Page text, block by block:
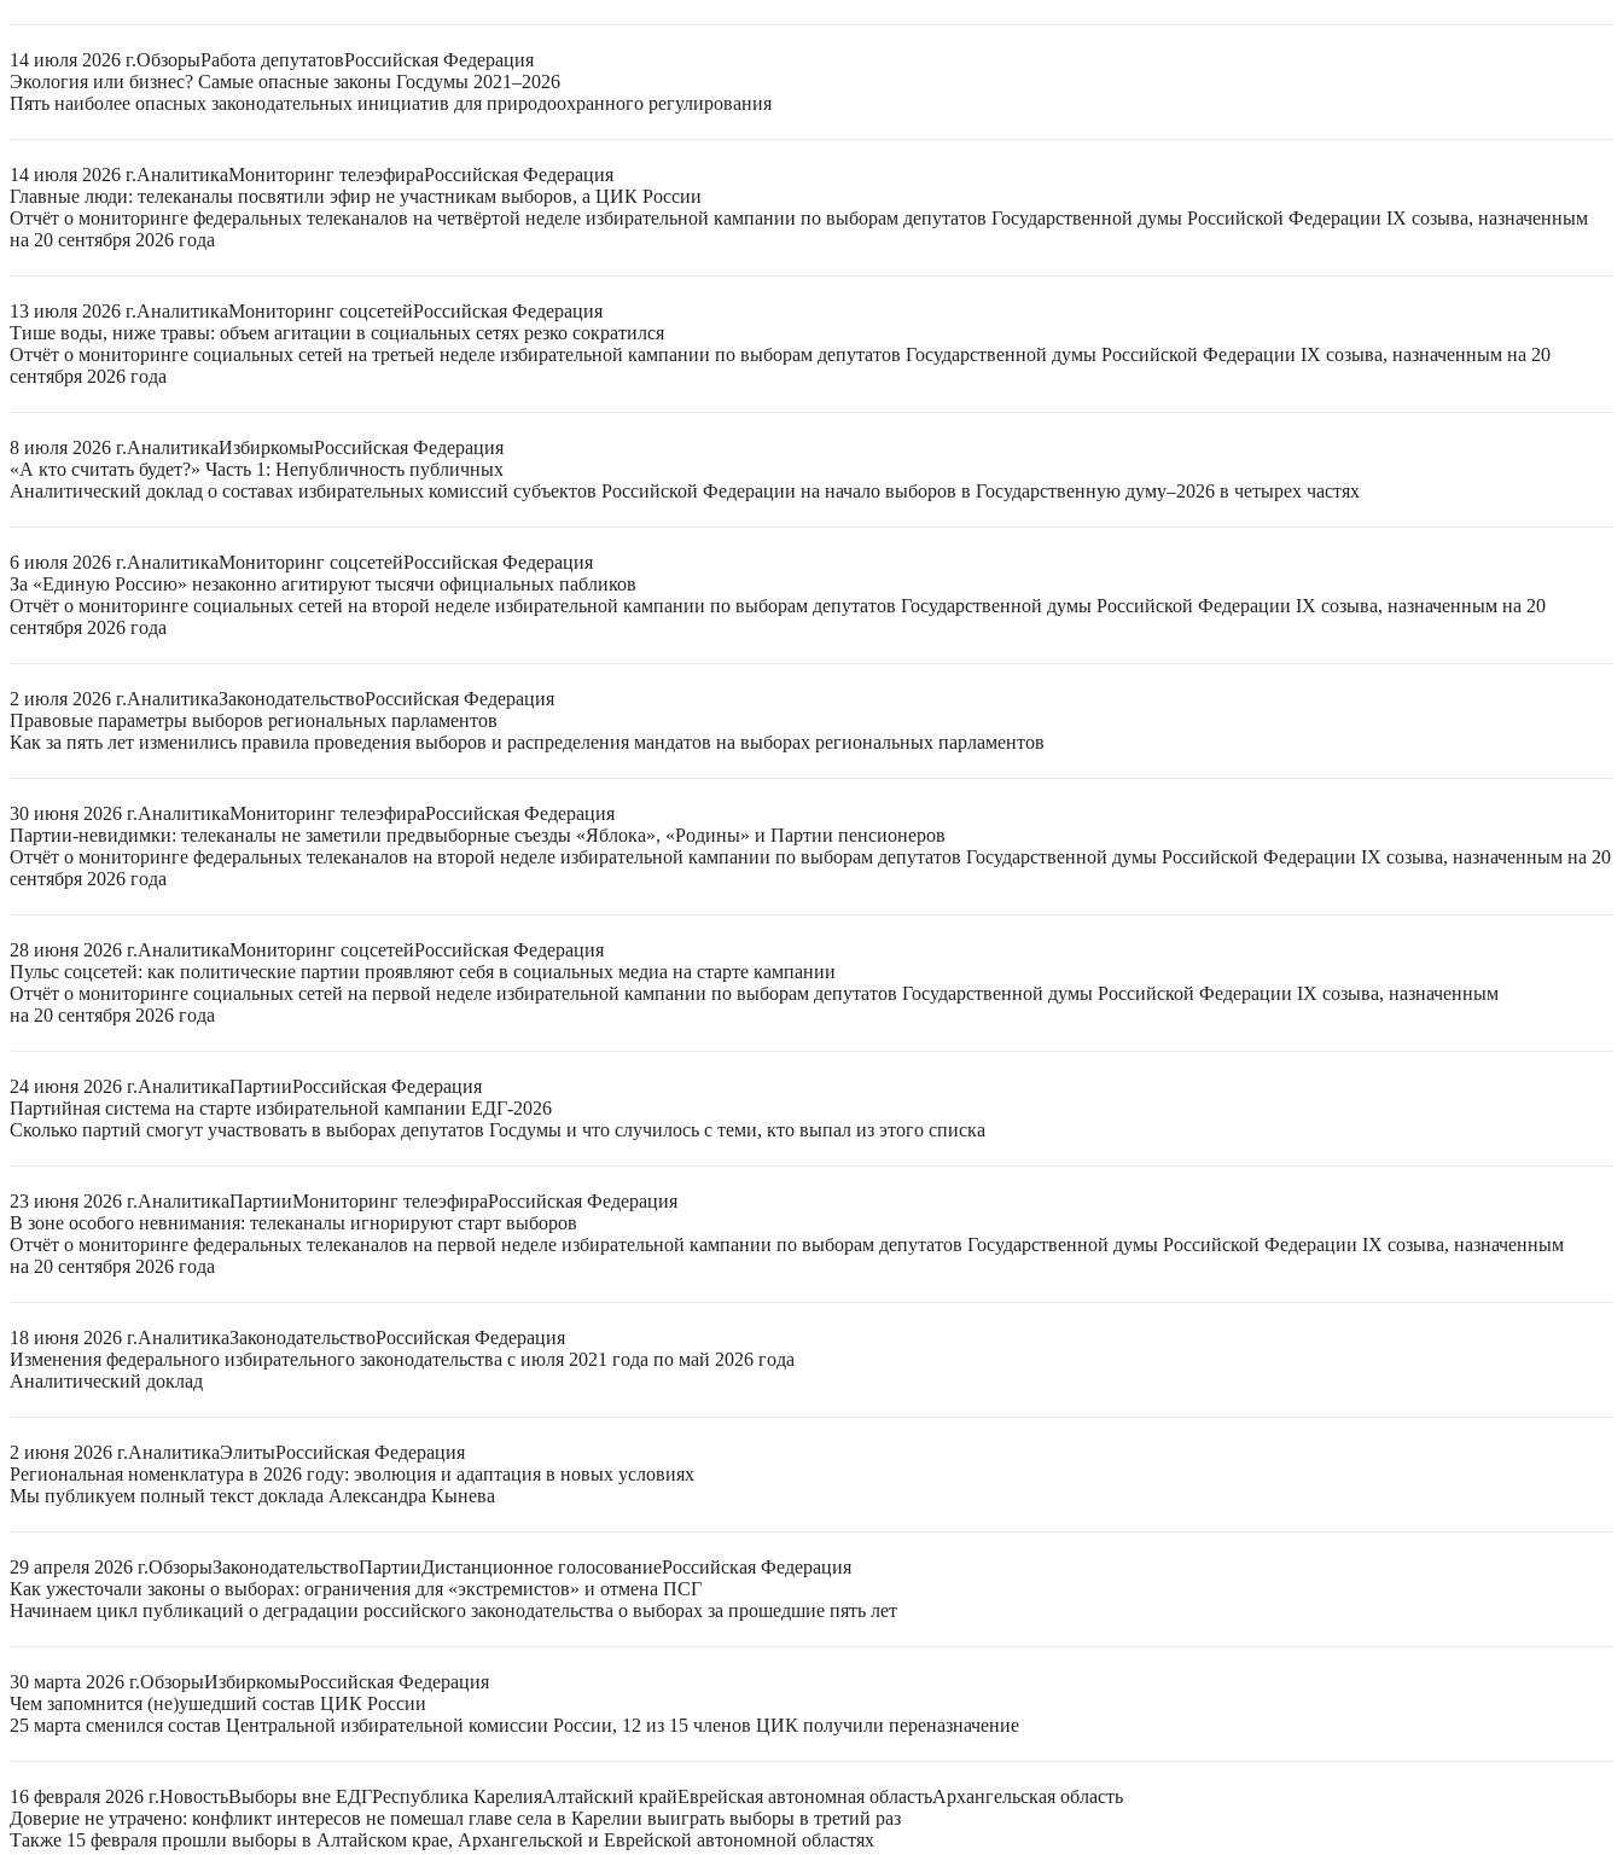
14 июля 2026 г.ОбзорыРабота депутатовРоссийская Федерация
Экология или бизнес? Самые опасные законы Госдумы 2021–2026
Пять наиболее опасных законодательных инициатив для природоохранного регулирования
14 июля 2026 г.АналитикаМониторинг телеэфираРоссийская Федерация
Главные люди: телеканалы посвятили эфир не участникам выборов, а ЦИК России
Отчёт о мониторинге федеральных телеканалов на четвёртой неделе избирательной кампании по выборам депутатов Государственной думы Российской Федерации IX созыва, назначенным
на 20 сентября 2026 года
13 июля 2026 г.АналитикаМониторинг соцсетейРоссийская Федерация
Тише воды, ниже травы: объем агитации в социальных сетях резко сократился
Отчёт о мониторинге социальных сетей на третьей неделе избирательной кампании по выборам депутатов Государственной думы Российской Федерации IX созыва, назначенным на 20
сентября 2026 года
8 июля 2026 г.АналитикаИзбиркомыРоссийская Федерация
«А кто считать будет?» Часть 1: Непубличность публичных
Аналитический доклад о составах избирательных комиссий субъектов Российской Федерации на начало выборов в Государственную думу–2026 в четырех частях
6 июля 2026 г.АналитикаМониторинг соцсетейРоссийская Федерация
За «Единую Россию» незаконно агитируют тысячи официальных пабликов
Отчёт о мониторинге социальных сетей на второй неделе избирательной кампании по выборам депутатов Государственной думы Российской Федерации IX созыва, назначенным на 20
сентября 2026 года
2 июля 2026 г.АналитикаЗаконодательствоРоссийская Федерация
Правовые параметры выборов региональных парламентов
Как за пять лет изменились правила проведения выборов и распределения мандатов на выборах региональных парламентов
30 июня 2026 г.АналитикаМониторинг телеэфираРоссийская Федерация
Партии-невидимки: телеканалы не заметили предвыборные съезды «Яблока», «Родины» и Партии пенсионеров
Отчёт о мониторинге федеральных телеканалов на второй неделе избирательной кампании по выборам депутатов Государственной думы Российской Федерации IX созыва, назначенным на 20
сентября 2026 года
28 июня 2026 г.АналитикаМониторинг соцсетейРоссийская Федерация
Пульс соцсетей: как политические партии проявляют себя в социальных медиа на старте кампании
Отчёт о мониторинге социальных сетей на первой неделе избирательной кампании по выборам депутатов Государственной думы Российской Федерации IX созыва, назначенным
на 20 сентября 2026 года
24 июня 2026 г.АналитикаПартииРоссийская Федерация
Партийная система на старте избирательной кампании ЕДГ-2026
Сколько партий смогут участвовать в выборах депутатов Госдумы и что случилось с теми, кто выпал из этого списка
23 июня 2026 г.АналитикаПартииМониторинг телеэфираРоссийская Федерация
В зоне особого невнимания: телеканалы игнорируют старт выборов
Отчёт о мониторинге федеральных телеканалов на первой неделе избирательной кампании по выборам депутатов Государственной думы Российской Федерации IX созыва, назначенным
на 20 сентября 2026 года
18 июня 2026 г.АналитикаЗаконодательствоРоссийская Федерация
Изменения федерального избирательного законодательства с июля 2021 года по май 2026 года
Аналитический доклад
2 июня 2026 г.АналитикаЭлитыРоссийская Федерация
Региональная номенклатура в 2026 году: эволюция и адаптация в новых условиях
Мы публикуем полный текст доклада Александра Кынева
29 апреля 2026 г.ОбзорыЗаконодательствоПартииДистанционное голосованиеРоссийская Федерация
Как ужесточали законы о выборах: ограничения для «экстремистов» и отмена ПСГ
Начинаем цикл публикаций о деградации российского законодательства о выборах за прошедшие пять лет
30 марта 2026 г.ОбзорыИзбиркомыРоссийская Федерация
Чем запомнится (не)ушедший состав ЦИК России
25 марта сменился состав Центральной избирательной комиссии России, 12 из 15 членов ЦИК получили переназначение
16 февраля 2026 г.НовостьВыборы вне ЕДГРеспублика КарелияАлтайский крайЕврейская автономная областьАрхангельская область
Доверие не утрачено: конфликт интересов не помешал главе села в Карелии выиграть выборы в третий раз
Также 15 февраля прошли выборы в Алтайском крае, Архангельской и Еврейской автономной областях